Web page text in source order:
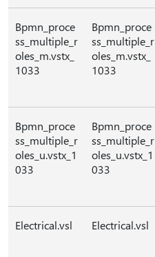
Bpmn_proce
ss_multiple_r
oles_m.vstx_
1033
Bpmn_proce
ss_multiple_r
oles_m.vstx_
1033
Bpmn_proce
ss_multiple_r
oles_u.vstx_1
033
Bpmn_proce
ss_multiple_r
oles_u.vstx_1
033
Electrical.vsl Electrical.vsl